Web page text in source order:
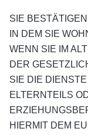
SIE
IN DEM SIE
WENN SIE IM
DER
SIE DIE
ELTERNTEILS
HIERMIT DEM